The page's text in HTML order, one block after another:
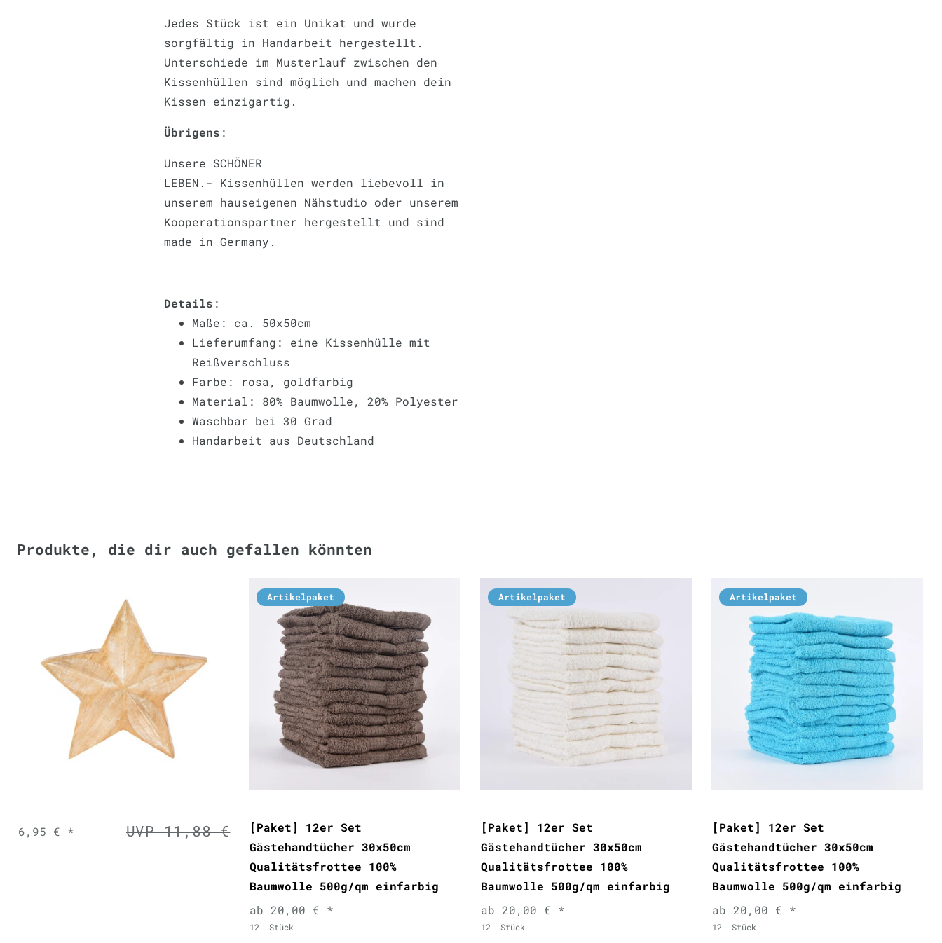
Jedes Stück ist ein Unikat und wurde
sorgfältig in Handarbeit hergestellt.
Unterschiede im Musterlauf zwischen den
Kissenhüllen sind möglich und machen dein
Kissen einzigartig.
Übrigens :
Unsere SCHÖNER
LEBEN.- Kissenhüllen werden liebevoll in
unserem hauseigenen Nähstudio oder unserem
Kooperationspartner hergestellt und sind
made in Germany.
Details :
Maße: ca. 50x50cm
Lieferumfang: eine Kissenhülle mit
Reißverschluss
Farbe: rosa, goldfarbig
Material: 80% Baumwolle, 20% Polyester
Waschbar bei 30 Grad
Handarbeit aus Deutschland
Produkte, die dir auch gefallen könnten
UVP 11,88 €
6,95 € *
Artikelpaket
[Paket] 12er Set
Gästehandtücher 30x50cm
Qualitätsfrottee 100%
Baumwolle 500g/qm einfarbig
ab 20,00 € *
12 Stück
Artikelpaket
[Paket] 12er Set
Gästehandtücher 30x50cm
Qualitätsfrottee 100%
Baumwolle 500g/qm einfarbig
ab 20,00 € *
12 Stück
Artikelpaket
[Paket] 12er Set
Gästehandtücher 30x50cm
Qualitätsfrottee 100%
Baumwolle 500g/qm einfarbig
ab 20,00 € *
12 Stück